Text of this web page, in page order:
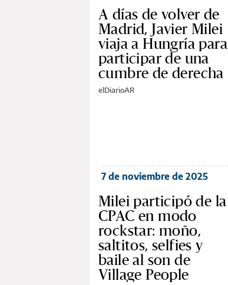
A días de volver de
Madrid, Javier Milei
viaja a Hungría para
participar de una
cumbre de derecha
elDiarioAR
7 de noviembre de 2025
Milei participó de la
CPAC en modo
rockstar: moño,
saltitos, selfies y
baile al son de
Village People